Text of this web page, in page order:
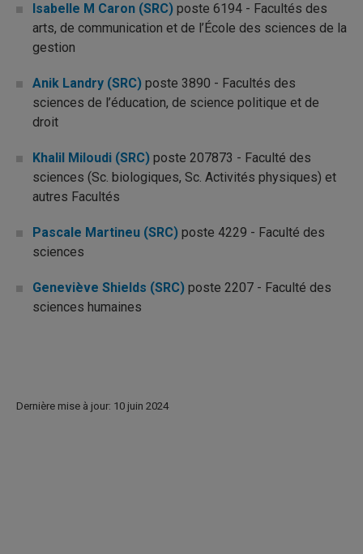
Isabelle M Caron (SRC) poste 6194 - Facultés des
arts, de communication et de l’École des sciences de la
gestion
Anik Landry (SRC) poste 3890 - Facultés des
sciences de l’éducation, de science politique et de
droit
Khalil Miloudi (SRC) poste 207873 - Faculté des
sciences (Sc. biologiques, Sc. Activités physiques) et
autres Facultés
Pascale Martineu (SRC) poste 4229 - Faculté des
sciences
Geneviève Shields (SRC) poste 2207 - Faculté des
sciences humaines
Dernière mise à jour: 10 juin 2024